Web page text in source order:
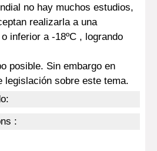
no hay muchos estudios,
realizarla a una
inferior a -18ºC , logrando
posible. Sin embargo en
legislación sobre este tema.
: